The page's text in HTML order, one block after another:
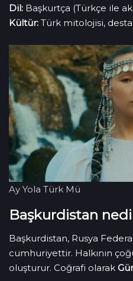
Dil: Başkurtça (Türkçe ile
Kültür: Türk mitolojisi,
Ay Yola Türk Mü
Başkurdistan
Başkurdistan, Rusya
cumhuriyettir. Halkının
oluşturur. Coğrafi olarak